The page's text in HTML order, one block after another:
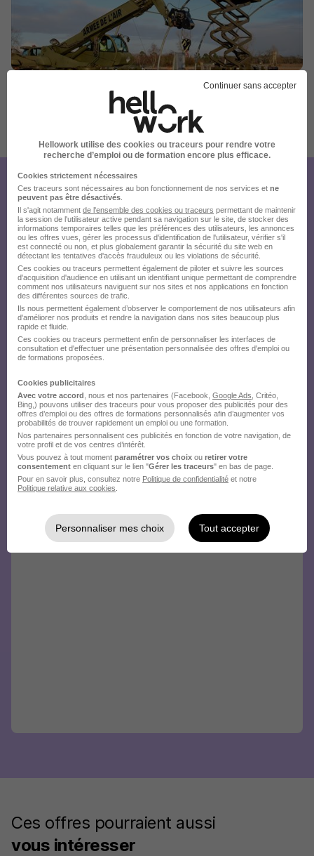
6 de plus
Publiée le 28/07/2026 - Réf : 3dc5332f-c11f-45fe-ba75-
Créez votre compte
Hellowork et postulez
sur le site du recruteur !
Ces offres pourraient aussi
vous intéresser
Continuer sans accepter
Hellowork utilise des cookies ou traceurs pour rendre votre
recherche d’emploi ou de formation encore plus efficace.
Cookies strictement nécessaires
Ces traceurs sont nécessaires au bon fonctionnement de nos services et ne
peuvent pas être désactivés
Il s'agit notamment de l'ensemble des cookies ou traceurs permettant de maintenir
la session de l'utilisateur active pendant sa navigation sur le site, de stocker des
informations temporaires telles que les préférences des utilisateurs, les annonces
ou les offres vues, gérer les processus d'identification de l'utilisateur, vérifier s'il
est connecté ou non, et plus globalement garantir la sécurité du site web en
détectant les tentatives d'accès frauduleux ou les violations de sécurité.
Ces cookies ou traceurs permettent également de piloter et suivre les sources
d'acquisition d'audience en utilisant un identifiant unique permettant de comprendre
comment nos utilisateurs naviguent sur nos sites et nos applications en fonction
des différentes sources de trafic.
Ils nous permettent également d’observer le comportement de nos utilisateurs afin
d'améliorer nos produits et rendre la navigation dans nos sites beaucoup plus
rapide et fluide.
Ces cookies ou traceurs permettent enfin de personnaliser les interfaces de
consultation et d'effectuer une présentation personnalisée des offres d'emploi ou
de formations proposées.
Cookies publicitaires
Avec votre accord , nous et nos partenaires (Facebook, Google Ads , Critéo,
Bing,) pouvons utiliser des traceurs pour vous proposer des publicités pour des
offres d’emploi ou des offres de formations personnalisés afin d’augmenter vos
probabilités de trouver rapidement un emploi ou une formation.
Nos partenaires personnalisent ces publicités en fonction de votre navigation, de
votre profil et de vos centres d’intérêt.
Vous pouvez à tout moment paramétrer vos choix ou retirer votre
consentement en cliquant sur le lien "Gérer les traceurs" en bas de page.
Pour en savoir plus, consultez notre Politique de confidentialité et notre
Politique relative aux cookies
Personnaliser mes choix Tout accepter